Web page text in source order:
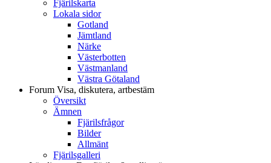
Fjärilskarta
Lokala sidor
Gotland
Jämtland
Närke
Västerbotten
Västmanland
Västra Götaland
Forum Visa, diskutera, artbestäm
Översikt
Ämnen
Fjärilsfrågor
Bilder
Allmänt
Fjärilsgalleri